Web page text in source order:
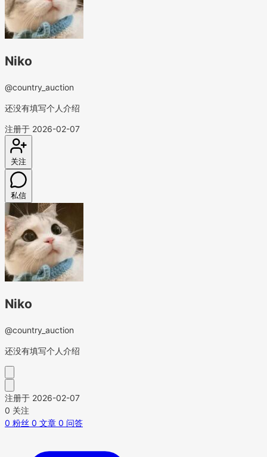
Niko
@country_auction
还没有填写个人介绍
注册于 2026-02-07
关注
私信
Niko
@country_auction
还没有填写个人介绍
注册于 2026-02-07
0 关注
0 粉丝 0 文章 0 问答